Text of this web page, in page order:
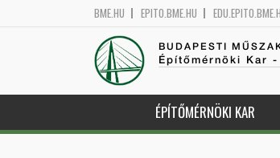
BME.HU EPITO.BME.HU
BUDAPESTI
Építőmérnöki Kar
ÉPÍTŐMÉRNÖKI KAR